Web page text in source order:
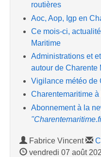
routières
Aoc, Aop, Igp en
Ce mois-ci,
Maritime
Administrations et
autour de Charente
Vigilance météo de
Charentemaritime
Abonnement à la
Fabrice Vincent
vendredi 07 août